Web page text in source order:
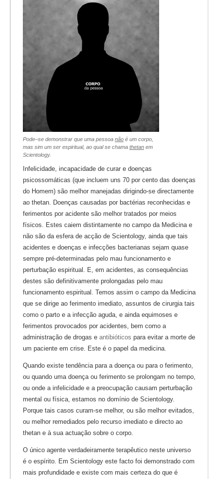
Pode–se demonstrar que uma pessoa não é um corpo,
mas sim um ser espiritual, ao qual se chama thetan em
Scientology.
Infelicidade, incapacidade de curar e doenças
psicossomáticas (que incluem uns 70 por cento das doenças
do Homem) são melhor manejadas dirigindo-se directamente
ao thetan. Doenças causadas por bactérias reconhecidas e
ferimentos por acidente são melhor tratados por meios
físicos. Estes caiem distintamente no campo da Medicina e
não são da esfera de acção de Scientology, ainda que tais
acidentes e doenças e infecções bacterianas sejam quase
sempre pré-determinadas pelo mau funcionamento e
perturbação espiritual. E, em acidentes, as consequências
destes são definitivamente prolongadas pelo mau
funcionamento espiritual. Temos assim o campo da Medicina
que se dirige ao ferimento imediato, assuntos de cirurgia tais
como o parto e a infecção aguda, e ainda equimoses e
ferimentos provocados por acidentes, bem como a
administração de drogas e antibióticos para evitar a morte de
um paciente em crise. Este é o papel da medicina.
Quando existe tendência para a doença ou para o ferimento,
ou quando uma doença ou ferimento se prolongam no tempo,
ou onde a infelicidade e a preocupação causam perturbação
mental ou física, estamos no domínio de Scientology.
Porque tais casos curam-se melhor, ou são melhor evitados,
ou melhor remediados pelo recurso imediato e directo ao
thetan e à sua actuação sobre o corpo.
O único agente verdadeiramente terapêutico neste universo
é o espírito. Em Scientology este facto foi demonstrado com
mais profundidade e existe com mais certeza do que é